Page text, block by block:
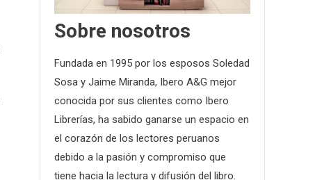
Sobre nosotros
Fundada en 1995 por los esposos Soledad
Sosa y Jaime Miranda, Ibero A&G mejor
conocida por sus clientes como Ibero
Librerías, ha sabido ganarse un espacio en
el corazón de los lectores peruanos
debido a la pasión y compromiso que
tiene hacia la lectura y difusión del libro.